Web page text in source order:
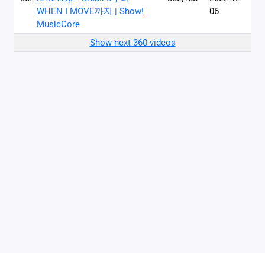
WHEN I MOVE까지 | Show!
MusicCore
06
Show next 360 videos